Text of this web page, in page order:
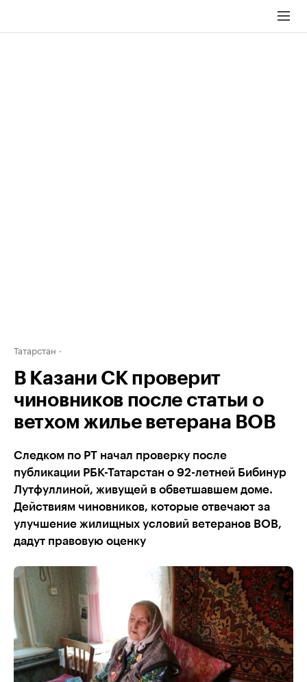
Татарстан
В Казани СК проверит
чиновников после статьи о
ветхом жилье ветерана ВОВ
Следком по РТ начал проверку после
публикации РБК-Татарстан о 92-летней Бибинур
Лутфуллиной, живущей в обветшавшем доме.
Действиям чиновников, которые отвечают за
улучшение жилищных условий ветеранов ВОВ,
дадут правовую оценку